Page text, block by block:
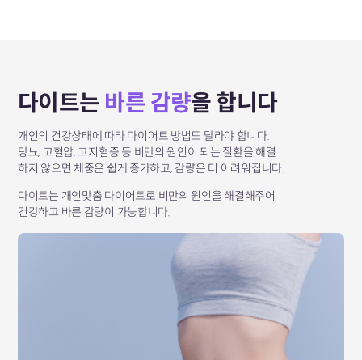
다이트는 바른 감량을 합니다
개인의 건강상태에 따라 다이어트 방법도 달라야 합니다.
당뇨, 고혈압, 고지혈증 등 비만의 원인이 되는 질환을 해결
하지 않으면 체중은 쉽게 증가하고, 감량은 더 어려워집니다.
다이트는 개인맞춤 다이어트로 비만의 원인을 해결해주어
건강하고 바른 감량이 가능합니다.